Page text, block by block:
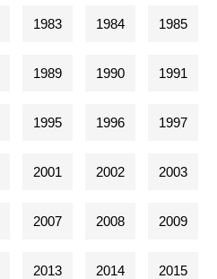
1983 1984 1985
1989 1990 1991
1995 1996 1997
2001 2002 2003
2007 2008 2009
2013 2014 2015